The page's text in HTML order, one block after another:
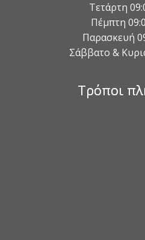
Τετάρτη
Πέμπτη
Παρασκευή
Σάββατο &
Τρόποι